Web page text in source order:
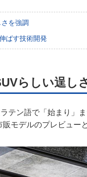
を強調
ばす技術開発
らしい逞し
テン語で「始まり」
モデルのプレビュー